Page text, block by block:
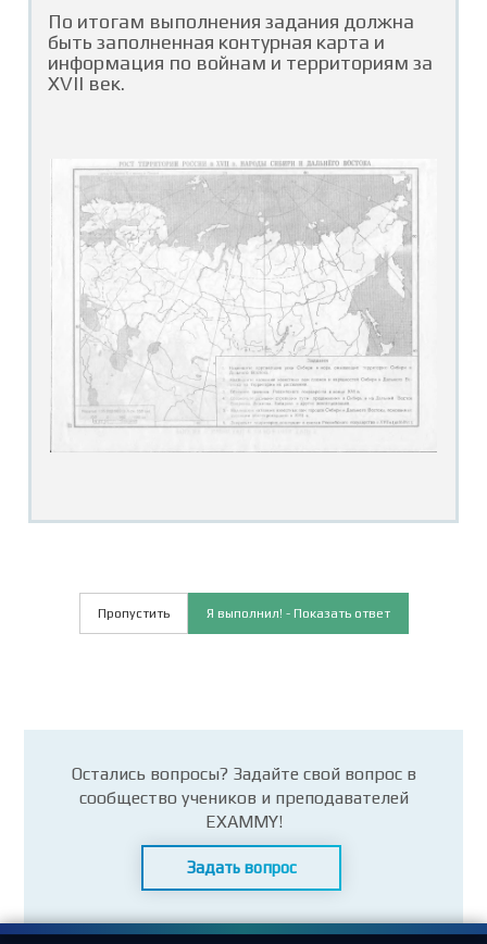
По итогам выполнения задания должна
быть заполненная контурная карта и
информация по войнам и территориям за
XVII век.
Пропустить Я выполнил! - Показать ответ
Остались вопросы? Задайте свой вопрос в
сообщество учеников и преподавателей
EXAMMY!
Задать вопрос